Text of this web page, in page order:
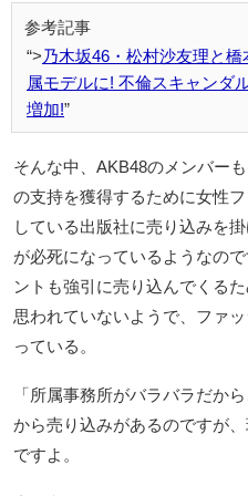
>乃木坂46・松村沙友理と
属モデルに! 不倫スキャンダ
増加!
そんな中、AKB48のメンバー
の支持を獲得するために女性
している出版社に売り込みを
が必死になっているようなの
ントも強引に売り込んでくる
思われていないようで、ファ
っている。
「所属事務所がバラバラだか
から売り込みがあるのですが
ですよ。